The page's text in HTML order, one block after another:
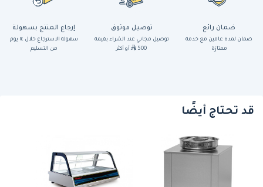
ضمان رائع
ضمان لمدة عامين مع خدمة
ممتازة
توصيل موثوق
توصيل مجاني عند الشراء بقيمة
500
أو أكثر
إرجاع المنتج بسهولة
سهولة الاسترجاع خلال ١٤ يوم
من التسليم
قد تحتاج أيضًا